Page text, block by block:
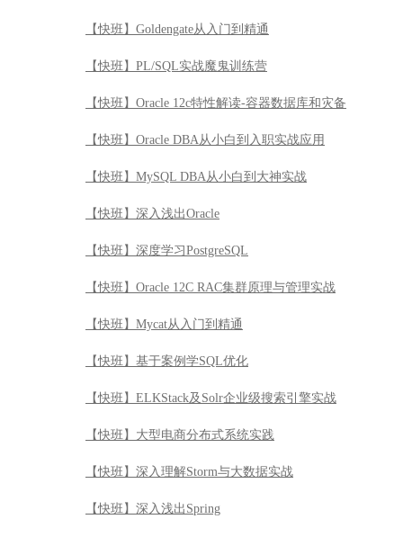
【快班】Goldengate从入门到精通
【快班】PL/SQL实战魔鬼训练营
【快班】Oracle 12c特性解读-容器数据库和灾备
【快班】Oracle DBA从小白到入职实战应用
【快班】MySQL DBA从小白到大神实战
【快班】深入浅出Oracle
【快班】深度学习PostgreSQL
【快班】Oracle 12C RAC集群原理与管理实战
【快班】Mycat从入门到精通
【快班】基于案例学SQL优化
【快班】ELKStack及Solr企业级搜索引擎实战
【快班】大型电商分布式系统实践
【快班】深入理解Storm与大数据实战
【快班】深入浅出Spring